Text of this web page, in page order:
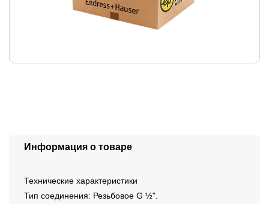
Информация о товаре
Технические характеристики
Тип соединения: Резьбовое G ½".